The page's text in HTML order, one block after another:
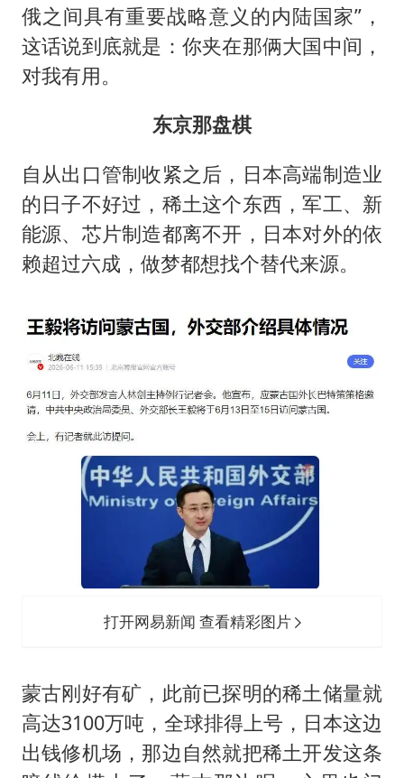
俄之间具有重要战略意义的内陆国家”，
这话说到底就是：你夹在那俩大国中间，
对我有用。
东京那盘棋
自从出口管制收紧之后，日本高端制造业
的日子不好过，稀土这个东西，军工、新
能源、芯片制造都离不开，日本对外的依
赖超过六成，做梦都想找个替代来源。
打开网易新闻 查看精彩图片
蒙古刚好有矿，此前已探明的稀土储量就
高达3100万吨，全球排得上号，日本这边
出钱修机场，那边自然就把稀土开发这条